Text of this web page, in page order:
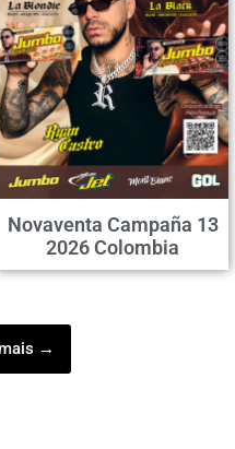
Novaventa Campaña 13
2026 Colombia
→